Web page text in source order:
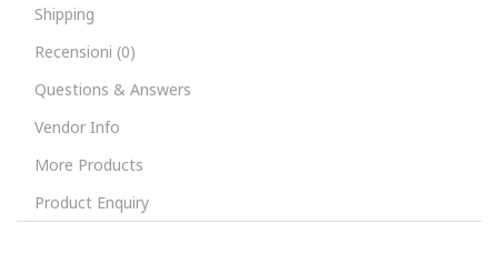
Shipping
Recensioni (0)
Questions & Answers
Vendor Info
More Products
Product Enquiry